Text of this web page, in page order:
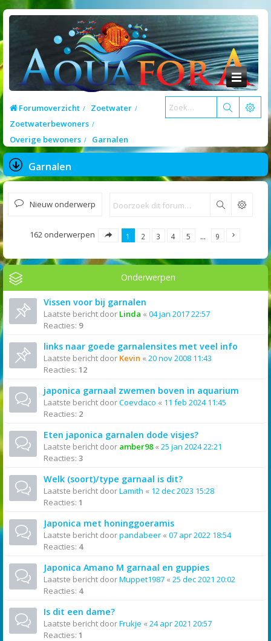
Forumoverzicht
Zoetwater
Zoetwaterbewoners
Overige bewoners
Garnalen
Garnalen
Nieuw onderwerp Zoek
162 onderwerpen 1 2 3 4 5 … 9
Onderwerpen
Vissen voor bij garnalen
Laatste bericht door Linda « 04 jan 2017 22:57
Reacties: 9
links naar goede garnalensites met veel info
Laatste bericht door Kevin « 20 nov 2008 11:43
Reacties: 12
japonica garnaal zwemen boven in aquarium
Laatste bericht doorCoevdaco « 11 feb 2024 11:45
Reacties: 2
Eten japonica garnalen dode visjes?
Laatste bericht door amber98« 25 jan 2024 22:21
Reacties: 3
Welk (soort)/type garnaal is dit?
Laatste bericht doorLamith « 12 dec 2023 15:28
Reacties: 1
Japonica met honinggoeramis
Laatste bericht doorpandabeer « 07 apr 2022 18:54
Reacties: 4
Japonica Amano M garnaal en guppies
Laatste bericht doorMuppet1987 « 25 dec 2021 20:02
Reacties: 4
Is dit een dame?
Laatste bericht doorFrukje « 24 apr 2021 20:57
Reacties: 1